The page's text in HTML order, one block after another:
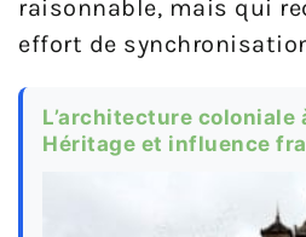
raisonnable, mais qui
effort de
L’architecture coloniale
Héritage et influence